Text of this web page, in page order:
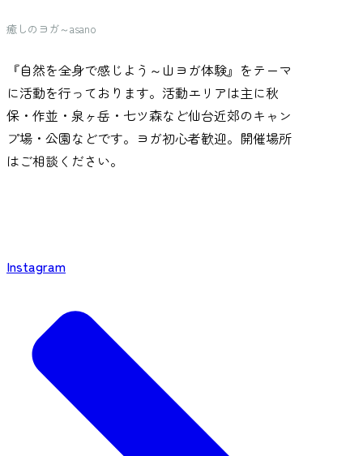
癒しのヨガ～asano
『自然を全身で感じよう～山ヨガ体験』をテーマ
に活動を行っております。活動エリアは主に秋
保・作並・泉ヶ岳・七ツ森など仙台近郊のキャン
プ場・公園などです。ヨガ初心者歓迎。開催場所
はご相談ください。
Instagram